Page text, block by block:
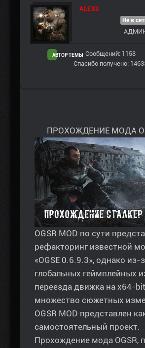
ALEXS
АВТОР ТЕМЫ
Не в
Сообщений: 1158
Спасибо получено:
ПРОХОЖДЕНИЕ МОДА
OGSR MOD по сути
рефакторинг известной
«OGSE 0.6.9.3», однако из-
глобальных геймплейных
переезда движка на x64-
множество сюжетных
OGSR MOD представлен
самостоятельный проект.
Прохождение мода OGSR,